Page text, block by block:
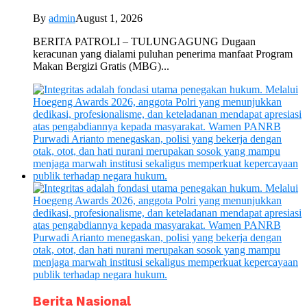
By adminAugust 1, 2026
BERITA PATROLI – TULUNGAGUNG Dugaan
keracunan yang dialami puluhan penerima manfaat Program
Makan Bergizi Gratis (MBG)...
Berita Nasional